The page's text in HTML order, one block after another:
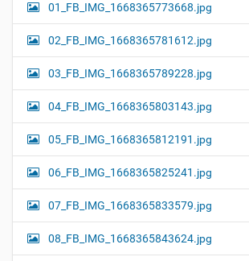
01_FB_IMG_1668365773668.jpg
02_FB_IMG_1668365781612.jpg
03_FB_IMG_1668365789228.jpg
04_FB_IMG_1668365803143.jpg
05_FB_IMG_1668365812191.jpg
06_FB_IMG_1668365825241.jpg
07_FB_IMG_1668365833579.jpg
08_FB_IMG_1668365843624.jpg